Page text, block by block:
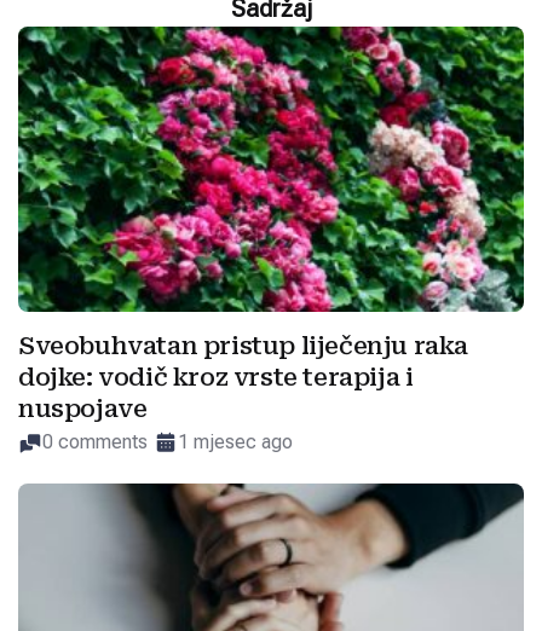
Sadržaj
Sveobuhvatan pristup liječenju raka
dojke: vodič kroz vrste terapija i
nuspojave
0 comments 1 mjesec ago